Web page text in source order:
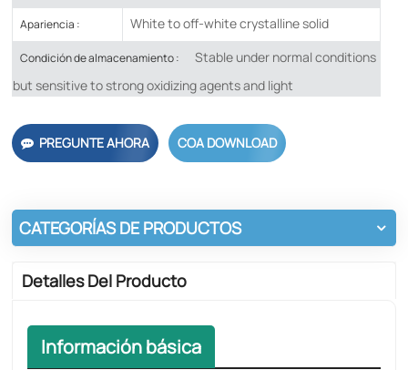
Apariencia : White to off-white crystalline solid
Condición de almacenamiento :
Stable under normal conditions
but sensitive to strong oxidizing agents and light
PREGUNTE AHORA COA DOWNLOAD
CATEGORÍAS DE PRODUCTOS
Detalles Del Producto
Información básica